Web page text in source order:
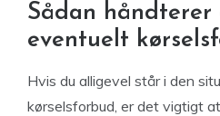
Sådan håndterer
eventuelt
Hvis du alligevel står i den
kørselsforbud, er det vigtigt